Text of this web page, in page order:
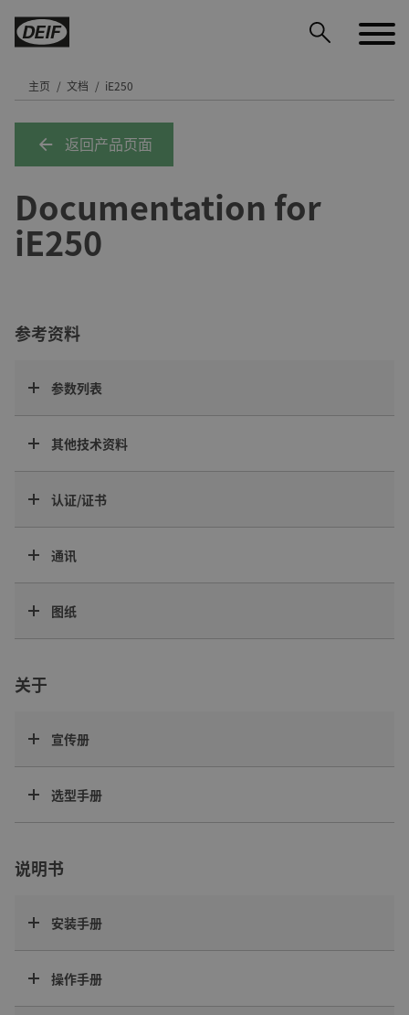
主页 文档 iE250
返回产品页面
Documentation for
iE250
参考资料
参数列表
其他技术资料
认证/证书
通讯
图纸
关于
宣传册
选型手册
说明书
安装手册
操作手册
DEIF PowerAI